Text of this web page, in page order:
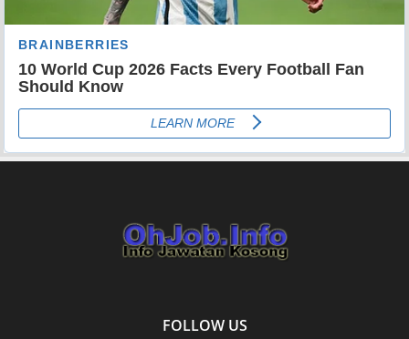
FOLLOW US